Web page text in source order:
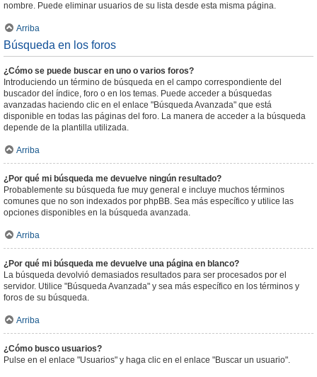
nombre. Puede eliminar usuarios de su lista desde esta misma página.
Arriba
Búsqueda en los foros
¿Cómo se puede buscar en uno o varios foros?
Introduciendo un término de búsqueda en el campo correspondiente del
buscador del índice, foro o en los temas. Puede acceder a búsquedas
avanzadas haciendo clic en el enlace "Búsqueda Avanzada" que está
disponible en todas las páginas del foro. La manera de acceder a la búsqueda
depende de la plantilla utilizada.
Arriba
¿Por qué mi búsqueda me devuelve ningún resultado?
Probablemente su búsqueda fue muy general e incluye muchos términos
comunes que no son indexados por phpBB. Sea más específico y utilice las
opciones disponibles en la búsqueda avanzada.
Arriba
¿Por qué mi búsqueda me devuelve una página en blanco?
La búsqueda devolvió demasiados resultados para ser procesados por el
servidor. Utilice "Búsqueda Avanzada" y sea más específico en los términos y
foros de su búsqueda.
Arriba
¿Cómo busco usuarios?
Pulse en el enlace "Usuarios" y haga clic en el enlace "Buscar un usuario".